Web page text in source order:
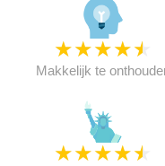
★★★★★
Makkelijk te
★★★★★